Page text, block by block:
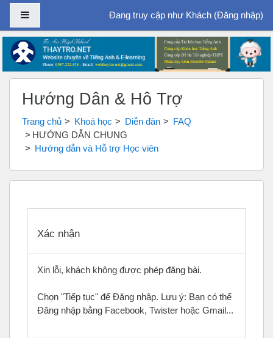
Chuyển tới nội dung chính
Bảng điều khiển cạnhĐang truy cập như Khách (Đăng nhập)
Hướng Dẫn & Hỗ Trợ
Trang chủ Khoá học Diễn đàn
FAQ
HƯỚNG DẪN CHUNG
Hướng dẫn và Hỗ trợ Học viên
Xác nhận
Xin lỗi, khách không được phép đăng bài.
Chọn "Tiếp tục" để Đăng nhập. Lưu ý: Bạn có thể
Đăng nhập bằng Facebook, Twister hoặc Gmail...